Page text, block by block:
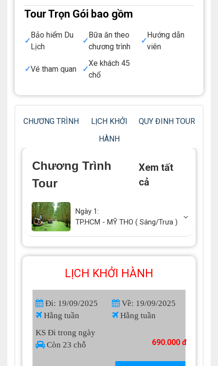
Tour Trọn Gói bao gồm
Bảo hiểm Du
Lịch
Bữa ăn theo
chương trình
Hướng dẫn
viên
Vé tham quan
Xe khách 45
chổ
CHƯƠNG TRÌNH
LỊCH KHỞI
HÀNH
QUY ĐINH TOUR
Chương Trình
Tour
Xem tất
cả
Ngày 1:
TP.HCM - MỸ THO ( Sáng/Trưa )
LỊCH KHỞI HÀNH
Đi: 19/09/2025
Hằng tuần
Về: 19/09/2025
Hằng tuần
KS Đi trong ngày
Còn 23 chỗ
690.000 đ